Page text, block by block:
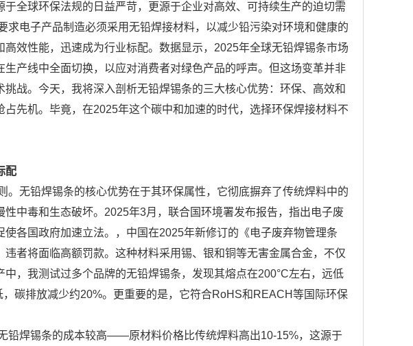
全球环保法规的日益严苛，更源于企业对高效、可持续生产的迫切需
电子产品制造必须采用无铅焊接材料，以减少铅污染对环境和健康的
效性能，迅速成为行业标配。数据显示，2025年全球无铅焊锡条市场
产线中全面切换，以应对消费者对绿色产品的呼声。但这场变革并非
战。今天，我将深入剖析无铅焊锡条的三大核心优势：环保、高效和
先机。毕竟，在2025年这个碳中和加速的时代，选择环保焊接材料不
配
无铅焊锡条的核心优势在于其环保属性，它彻底摒弃了传统焊料中的
中毒和生态破坏。2025年3月，联合国环境署发布报告，指出电子废
各国政府加速立法。，中国在2025年新修订的《电子废弃物管理条
者将面临高额罚款。这种材料采用锡、银和铜等无害金属合金，不仅
，我测试过多个品牌的无铅焊锡条，发现其熔点在200°C左右，远低
碳排放减少约20%。更重要的是，它符合RoHS和REACH等国际环保
铅焊锡条的成本较高——原材料价格比传统焊料高出10-15%，这源于